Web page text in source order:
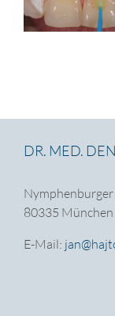
DR. MED.
Nymphenburger
80335
E-Mail: